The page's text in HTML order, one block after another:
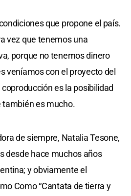
que propone el país.
vez que tenemos una
porque no tenemos dinero
veníamos con el proyecto del
es la posibilidad
también es mucho.
de siempre, Natalia Tesone,
desde hace muchos años
y obviamente el
Como “Cantata de tierra y